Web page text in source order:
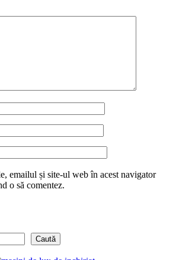
emailul și site-ul web în acest navigator
o să comentez.
Caută